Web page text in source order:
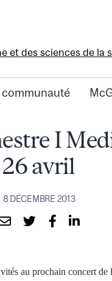
et des sciences de la
communauté
I
26 avril
8 DÉCEMBRE 2013
au prochain concert